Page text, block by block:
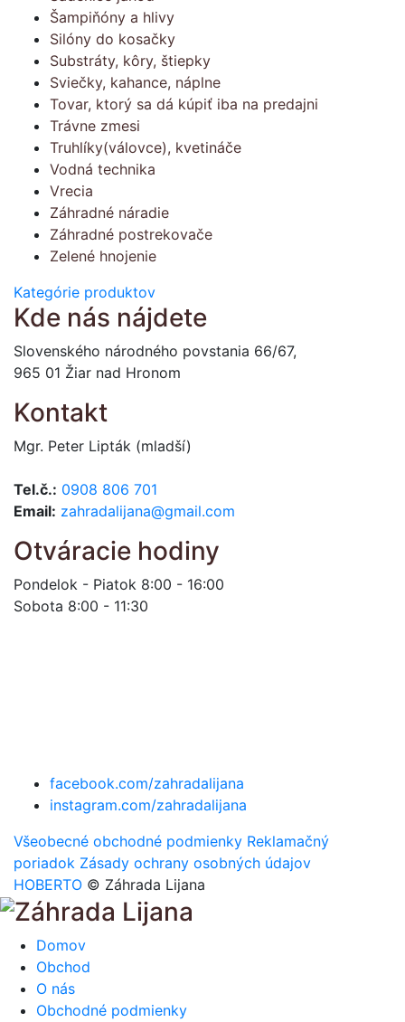
Šampiňóny a hlivy
Silóny do kosačky
Substráty, kôry, štiepky
Sviečky, kahance, náplne
Tovar, ktorý sa dá kúpiť iba na predajni
Trávne zmesi
Truhlíky(válovce), kvetináče
Vodná technika
Vrecia
Záhradné náradie
Záhradné postrekovače
Zelené hnojenie
Kategórie produktov
Kde nás nájdete
Slovenského národného povstania 66/67,
965 01 Žiar nad Hronom
Kontakt
Mgr. Peter Lipták (mladší)
Tel.č.: 0908 806 701
Email: zahradalijana@gmail.com
Otváracie hodiny
Pondelok - Piatok 8:00 - 16:00
Sobota 8:00 - 11:30
facebook.com/zahradalijana
instagram.com/zahradalijana
Všeobecné obchodné podmienky Reklamačný
poriadok Zásady ochrany osobných údajov
HOBERTO © Záhrada Lijana
Domov
Obchod
O nás
Obchodné podmienky